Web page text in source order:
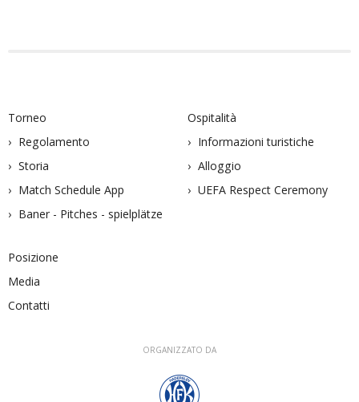
Torneo
Regolamento
Storia
Match Schedule App
Baner - Pitches - spielplätze
Ospitalità
Informazioni turistiche
Alloggio
UEFA Respect Ceremony
Posizione
Media
Contatti
ORGANIZZATO DA